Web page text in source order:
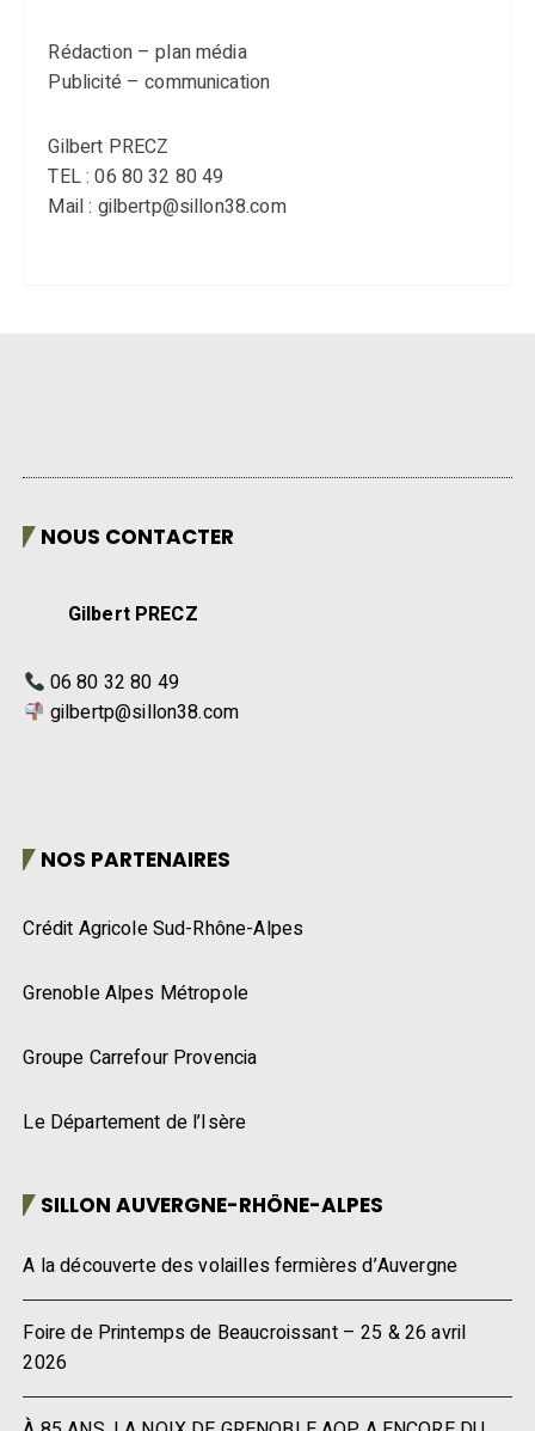
Rédaction – plan média
Publicité – communication
Gilbert PRECZ
TEL : 06 80 32 80 49
Mail : gilbertp@sillon38.com
NOUS CONTACTER
Gilbert PRECZ
06 80 32 80 49
gilbertp@sillon38.com
NOS PARTENAIRES
Crédit Agricole Sud-Rhône-Alpes
Grenoble Alpes Métropole
Groupe Carrefour Provencia
Le Département de l’Isère
SILLON AUVERGNE-RHÔNE-ALPES
A la découverte des volailles fermières d’Auvergne
Foire de Printemps de Beaucroissant – 25 & 26 avril
2026